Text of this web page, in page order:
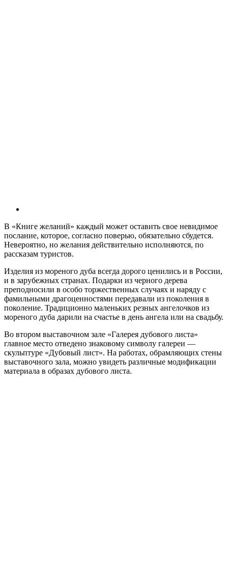
В «Книге желаний» каждый может оставить свое невидимое
послание, которое, согласно поверью, обязательно сбудется.
Невероятно, но желания действительно исполняются, по
рассказам туристов.
Изделия из мореного дуба всегда дорого ценились и в России,
и в зарубежных странах. Подарки из черного дерева
преподносили в особо торжественных случаях и наряду с
фамильными драгоценностями передавали из поколения в
поколение. Традиционно маленьких резных ангелочков из
мореного дуба дарили на счастье в день ангела или на свадьбу.
Во втором выставочном зале «Галерея дубового листа»
главное место отведено знаковому символу галереи —
скульптуре «Дубовый лист». На работах, обрамляющих стены
выставочного зала, можно увидеть различные модификации
материала в образах дубового листа.